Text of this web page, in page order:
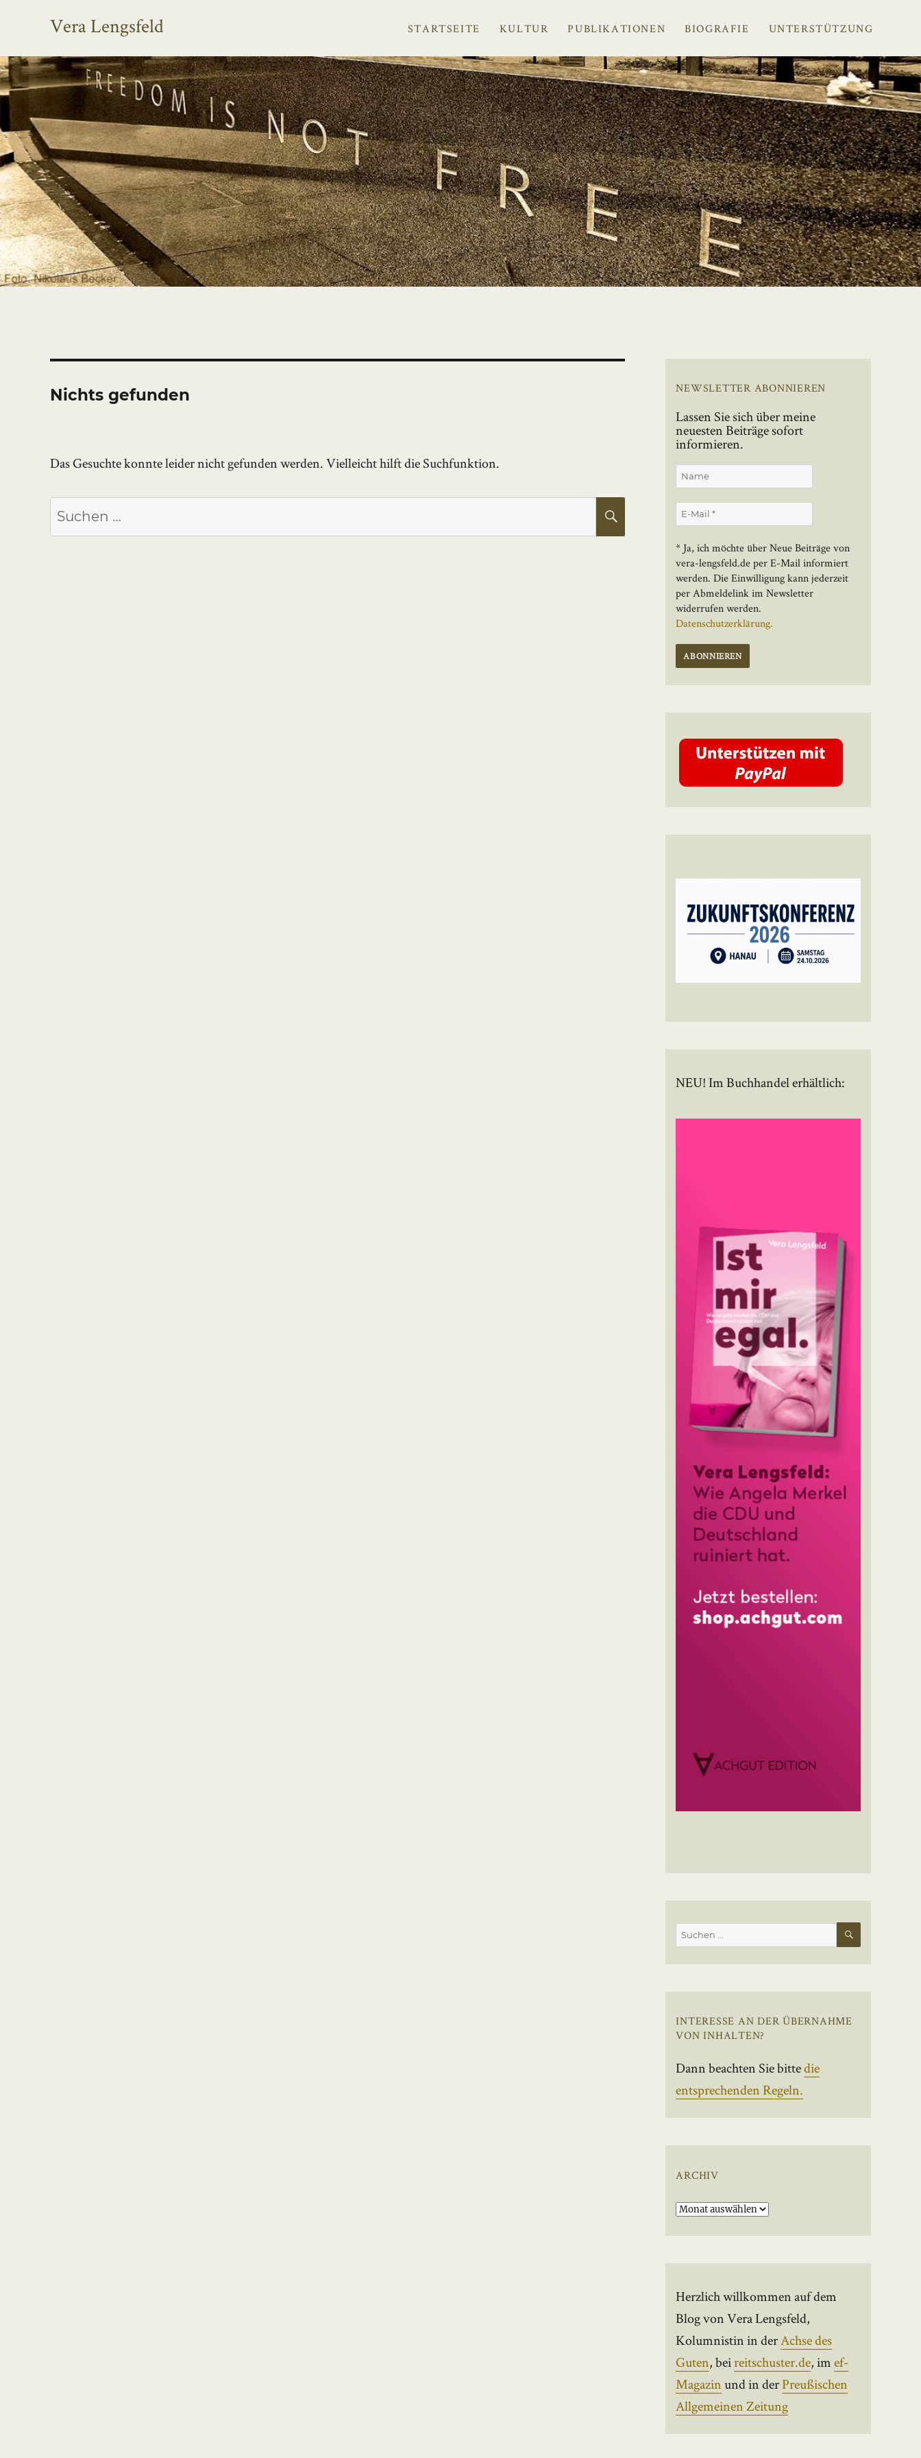
Vera Lengsfeld STARTSEITE KULTUR PUBLIKATIONEN BIOGRAFIE UNTERSTÜTZUNG
Nichts gefunden
Das Gesuchte konnte leider nicht gefunden werden. Vielleicht hilft die Suchfunktion.
Suchen
nach:
SUCHEN
NEWSLETTER ABONNIEREN
Lassen Sie sich über meine
neuesten Beiträge sofort
informieren.
* Ja, ich möchte über Neue Beiträge von
vera-lengsfeld.de per E-Mail informiert
werden. Die Einwilligung kann jederzeit
per Abmeldelink im Newsletter
widerrufen werden.
Datenschutzerklärung.
NEU! Im Buchhandel erhältlich:
Suchen
SUCHEN
INTERESSE AN DER ÜBERNAHME
VON INHALTEN?
Dann beachten Sie bittedie
entsprechenden Regeln.
ARCHIV
Archiv
Herzlich willkommen auf dem
Blog von Vera Lengsfeld,
Kolumnistin in derAchse des
Guten, beireitschuster.de, imef-
Magazinund in derPreußischen
Allgemeinen Zeitung